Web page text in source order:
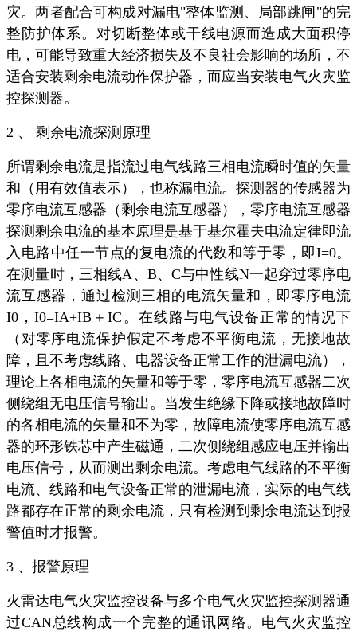
灾。两者配合可构成对漏电"整体监测、局部跳闸"的完
整防护体系。对切断整体或干线电源而造成大面积停
电，可能导致重大经济损失及不良社会影响的场所，不
适合安装剩余电流动作保护器，而应当安装电气火灾监
控探测器。
2 、 剩余电流探测原理
所谓剩余电流是指流过电气线路三相电流瞬时值的矢量
和（用有效值表示），也称漏电流。探测器的传感器为
零序电流互感器（剩余电流互感器），零序电流互感器
探测剩余电流的基本原理是基于基尔霍夫电流定律即流
入电路中任一节点的复电流的代数和等于零，即I=0。
在测量时，三相线A、B、C与中性线N一起穿过零序电
流互感器，通过检测三相的电流矢量和，即零序电流
I0，I0=IA+IB＋IC。在线路与电气设备正常的情况下
（对零序电流保护假定不考虑不平衡电流，无接地故
障，且不考虑线路、电器设备正常工作的泄漏电流），
理论上各相电流的矢量和等于零，零序电流互感器二次
侧绕组无电压信号输出。当发生绝缘下降或接地故障时
的各相电流的矢量和不为零，故障电流使零序电流互感
器的环形铁芯中产生磁通，二次侧绕组感应电压并输出
电压信号，从而测出剩余电流。考虑电气线路的不平衡
电流、线路和电气设备正常的泄漏电流，实际的电气线
路都存在正常的剩余电流，只有检测到剩余电流达到报
警值时才报警。
3 、报警原理
火雷达电气火灾监控设备与多个电气火灾监控探测器通
过CAN总线构成一个完整的通讯网络。电气火灾监控